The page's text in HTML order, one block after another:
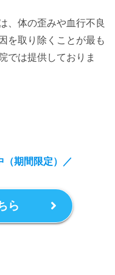
、体の歪みや血行不良
を取り除くことが最も
では提供しておりま
期間限定） ／
ら